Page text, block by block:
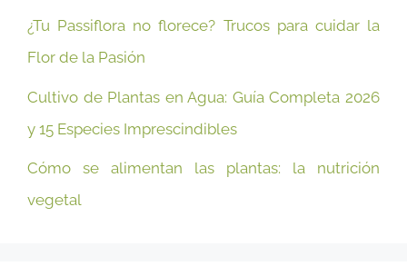
¿Tu Passiflora no florece? Trucos para cuidar la
Flor de la Pasión
Cultivo de Plantas en Agua: Guía Completa 2026
y 15 Especies Imprescindibles
Cómo se alimentan las plantas: la nutrición
vegetal